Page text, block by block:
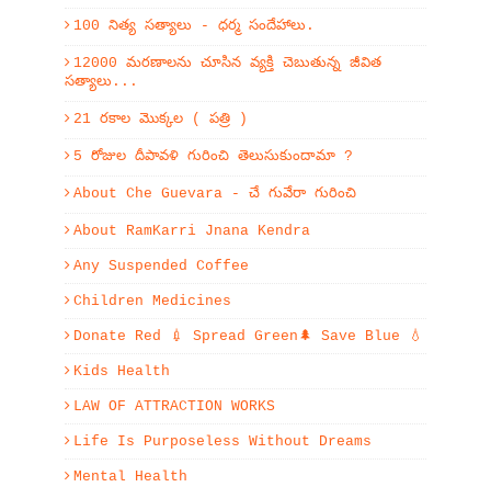
100 నిత్య సత్యాలు - ధర్మ సందేహాలు.
12000 మరణాలను చూసిన వ్యక్తి చెబుతున్న జీవిత
సత్యాలు...
21 రకాల మొక్కల ( పత్రి )
5 రోజుల దీపావళి గురించి తెలుసుకుందామా ?
About Che Guevara - చే గువేరా గురించి
About RamKarri Jnana Kendra
Any Suspended Coffee
Children Medicines
Donate Red 💉 Spread Green🌲 Save Blue 💧
Kids Health
LAW OF ATTRACTION WORKS
Life Is Purposeless Without Dreams
Mental Health